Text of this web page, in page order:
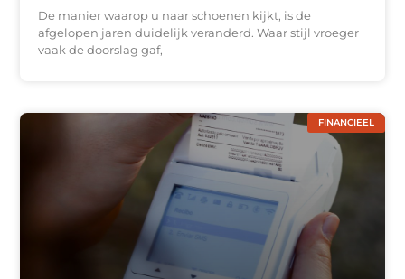
De manier waarop u naar schoenen kijkt, is de
afgelopen jaren duidelijk veranderd. Waar stijl vroeger
vaak de doorslag gaf,
FINANCIEEL